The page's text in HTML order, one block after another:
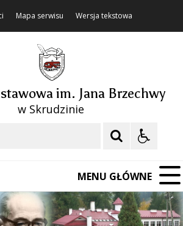
Mapa serwisu Wersja tekstowa
im. Jana Brzechwy
w Skrudzinie
MENU GŁÓWNE